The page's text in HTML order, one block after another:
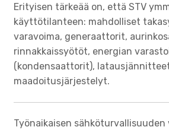
Erityisen tärkeää on, että STV
käyttötilanteen: mahdolliset
varavoima, generaattorit,
rinnakkaissyötöt, energian
(kondensaattorit),
maadoitusjärjestelyt.
Työnaikaisen sähköturvallisuuden